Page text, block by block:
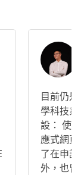
目前仍是
學科技系
設： 使用
應式網頁
了在申請
外，也曾